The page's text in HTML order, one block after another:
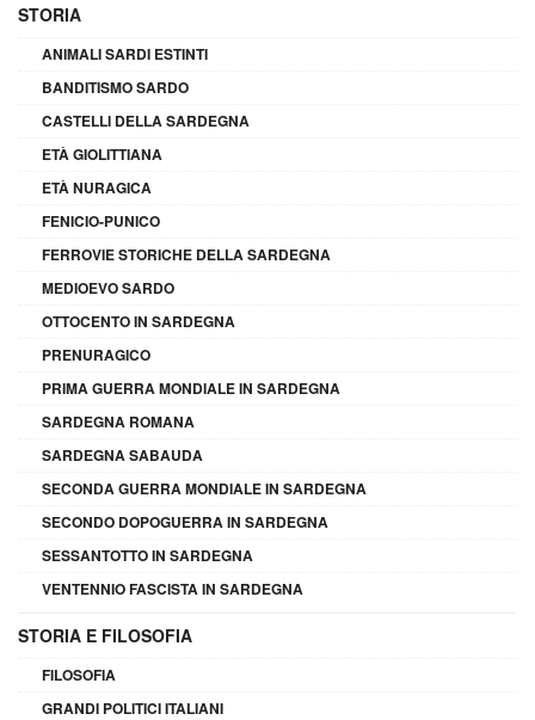
STORIA
ANIMALI SARDI ESTINTI
BANDITISMO SARDO
CASTELLI DELLA SARDEGNA
ETÀ GIOLITTIANA
ETÀ NURAGICA
FENICIO-PUNICO
FERROVIE STORICHE DELLA SARDEGNA
MEDIOEVO SARDO
OTTOCENTO IN SARDEGNA
PRENURAGICO
PRIMA GUERRA MONDIALE IN SARDEGNA
SARDEGNA ROMANA
SARDEGNA SABAUDA
SECONDA GUERRA MONDIALE IN SARDEGNA
SECONDO DOPOGUERRA IN SARDEGNA
SESSANTOTTO IN SARDEGNA
VENTENNIO FASCISTA IN SARDEGNA
STORIA E FILOSOFIA
FILOSOFIA
GRANDI POLITICI ITALIANI